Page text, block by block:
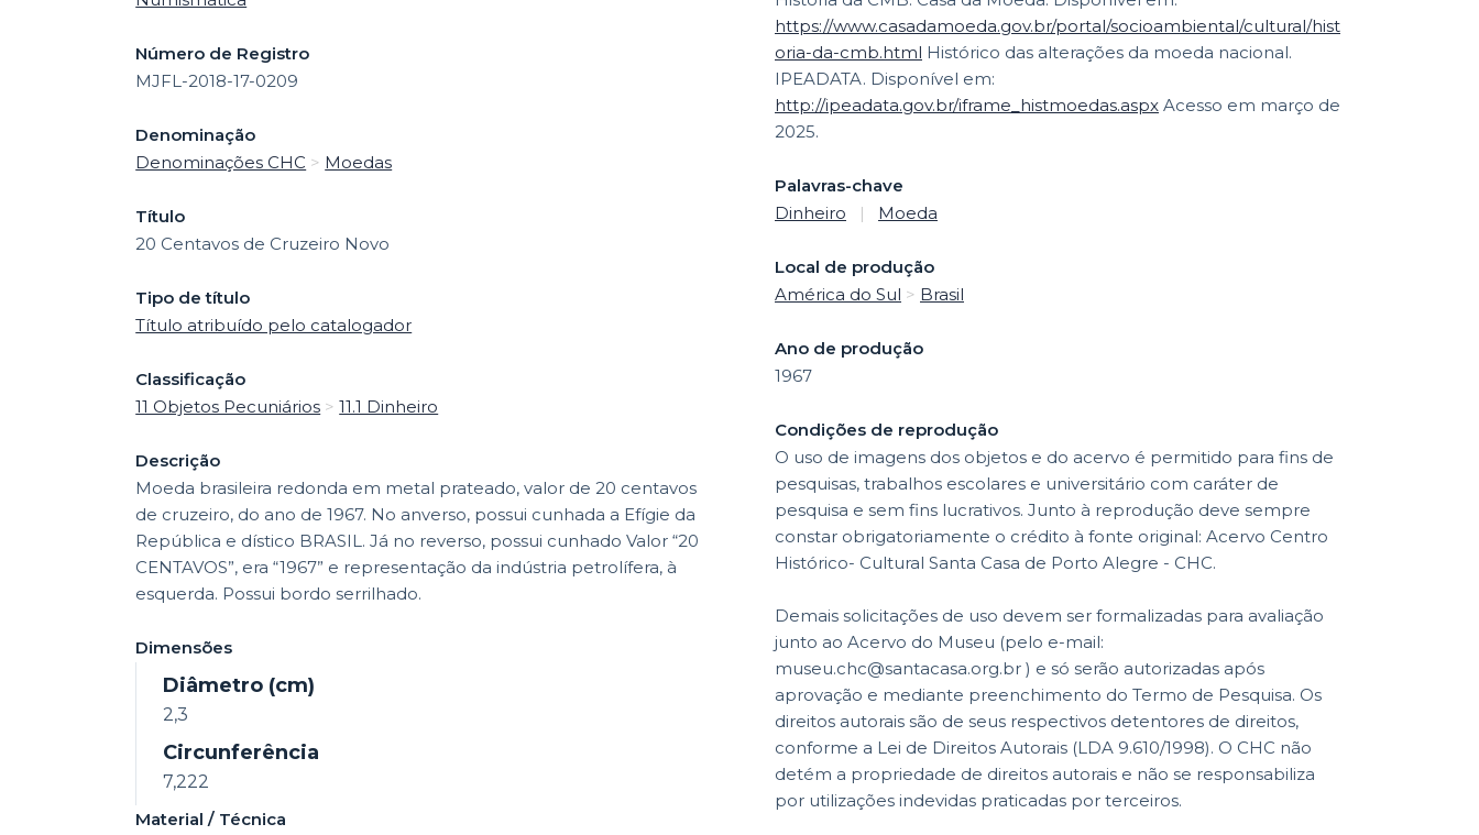
Número de Registro
MJFL-2018-17-0209
Denominação
Denominações CHC > Moedas
Título
20 Centavos de Cruzeiro Novo
Tipo de título
Título atribuído pelo catalogador
Classificação
11 Objetos Pecuniários >11.1 Dinheiro
Descrição
Moeda brasileira redonda em metal prateado, valor de 20 centavos
de cruzeiro, do ano de 1967. No anverso, possui cunhada a Efígie da
República e dístico BRASIL. Já no reverso, possui cunhado Valor “20
CENTAVOS”, era “1967” e representação da indústria petrolífera, à
esquerda. Possui bordo serrilhado.
Dimensões
Diâmetro (cm)
2,3
Circunferência
7,222
Material / Técnica
https://www.casadamoeda.gov.br/portal/socioambiental/cultural/hist
oria-da-cmb.html
IPEADATA. Disponível em:
http://ipeadata.gov.br/iframe_histmoedas.aspx Acesso em março de
2025.
Palavras-chave
Dinheiro
| Moeda
Local de produção
América do Sul > Brasil
Ano de produção
1967
Condições de reprodução
O uso de imagens dos objetos e do acervo é permitido para fins de
pesquisas, trabalhos escolares e universitário com caráter de
pesquisa e sem fins lucrativos. Junto à reprodução deve sempre
constar obrigatoriamente o crédito à fonte original: Acervo Centro
Histórico- Cultural Santa Casa de Porto Alegre - CHC.
Demais solicitações de uso devem ser formalizadas para avaliação
junto ao Acervo do Museu (pelo e-mail:
museu.chc@santacasa.org.br ) e só serão autorizadas após
aprovação e mediante preenchimento do Termo de Pesquisa. Os
direitos autorais são de seus respectivos detentores de direitos,
conforme a Lei de Direitos Autorais (LDA 9.610/1998). O CHC não
detém a propriedade de direitos autorais e não se responsabiliza
por utilizações indevidas praticadas por terceiros.